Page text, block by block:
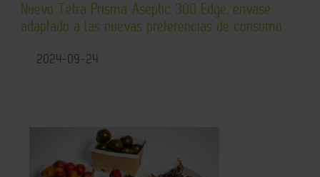
Nuevo Tetra Prisma Aseptic 300 Edge, envase
adaptado a las nuevas preferencias de consumo
2024-09-24